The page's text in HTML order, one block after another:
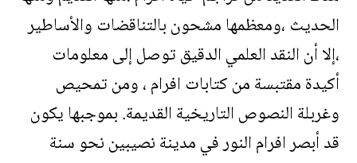
الحديث ،ومعظمها مشحون بالتناقضات والأساطير
،إلا أن النقد العلمي الدقيق توصل إلى معلومات
أكيدة مقتبسة من كتابات افرام ، ومن تمحيص
وغربلة النصوص التاريخية القديمة. بموجبها يكون
قد أبصر افرام النور في مدينة نصيبين نحو سنة